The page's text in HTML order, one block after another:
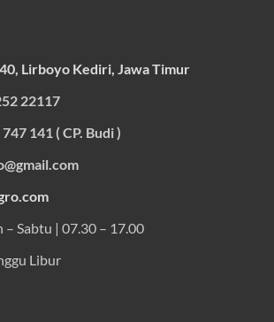
Lirboyo Kediri, Jawa Timur
22117
141 ( CP. Budi )
– Sabtu | 07.30 – 17.00
Libur